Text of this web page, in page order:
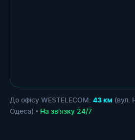
До офісу WESTELECOM: 43 км (вул.
Одеса) • На зв'язку 24/7